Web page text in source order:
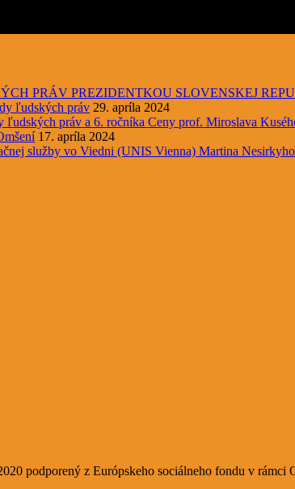
PRÁV PREZIDENTKOU SLOVENSKEJ
ľudských práv 29. apríla 2024
práv a 6. ročníka Ceny prof. Miroslava
17. apríla 2024
služby vo Viedni (UNIS Vienna) Martina
podporený z Európskeho sociálneho fondu v rámci